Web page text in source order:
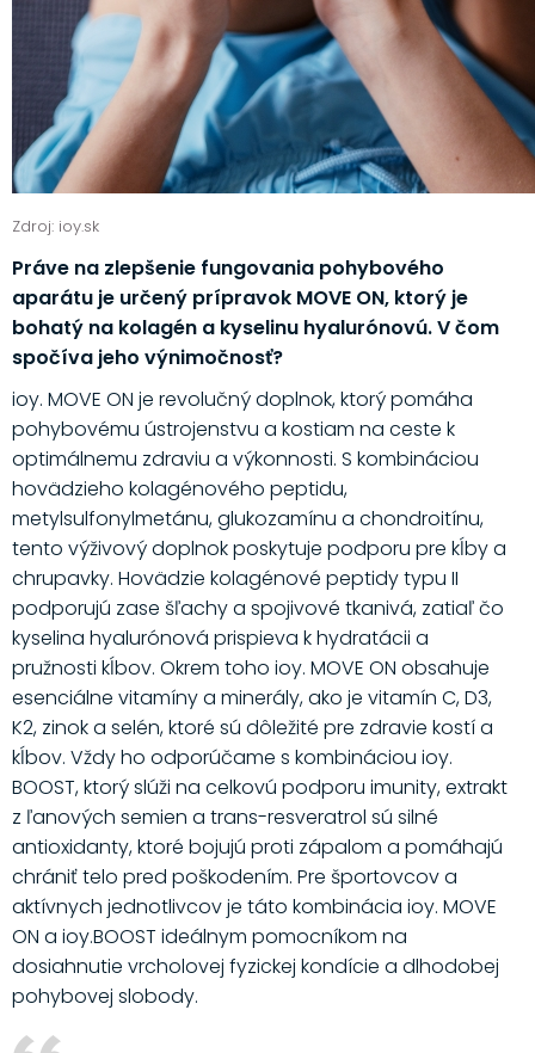
Zdroj: ioy.sk
Práve na zlepšenie fungovania pohybového
aparátu je určený prípravok MOVE ON, ktorý je
bohatý na kolagén a kyselinu hyalurónovú. V čom
spočíva jeho výnimočnosť?
ioy. MOVE ON je revolučný doplnok, ktorý pomáha
pohybovému ústrojenstvu a kostiam na ceste k
optimálnemu zdraviu a výkonnosti. S kombináciou
hovädzieho kolagénového peptidu,
metylsulfonylmetánu, glukozamínu a chondroitínu,
tento výživový doplnok poskytuje podporu pre kĺby a
chrupavky. Hovädzie kolagénové peptidy typu II
podporujú zase šľachy a spojivové tkanivá, zatiaľ čo
kyselina hyalurónová prispieva k hydratácii a
pružnosti kĺbov. Okrem toho ioy. MOVE ON obsahuje
esenciálne vitamíny a minerály, ako je vitamín C, D3,
K2, zinok a selén, ktoré sú dôležité pre zdravie kostí a
kĺbov. Vždy ho odporúčame s kombináciou ioy.
BOOST, ktorý slúži na celkovú podporu imunity, extrakt
z ľanových semien a trans-resveratrol sú silné
antioxidanty, ktoré bojujú proti zápalom a pomáhajú
chrániť telo pred poškodením. Pre športovcov a
aktívnych jednotlivcov je táto kombinácia ioy. MOVE
ON a ioy.BOOST ideálnym pomocníkom na
dosiahnutie vrcholovej fyzickej kondície a dlhodobej
pohybovej slobody.